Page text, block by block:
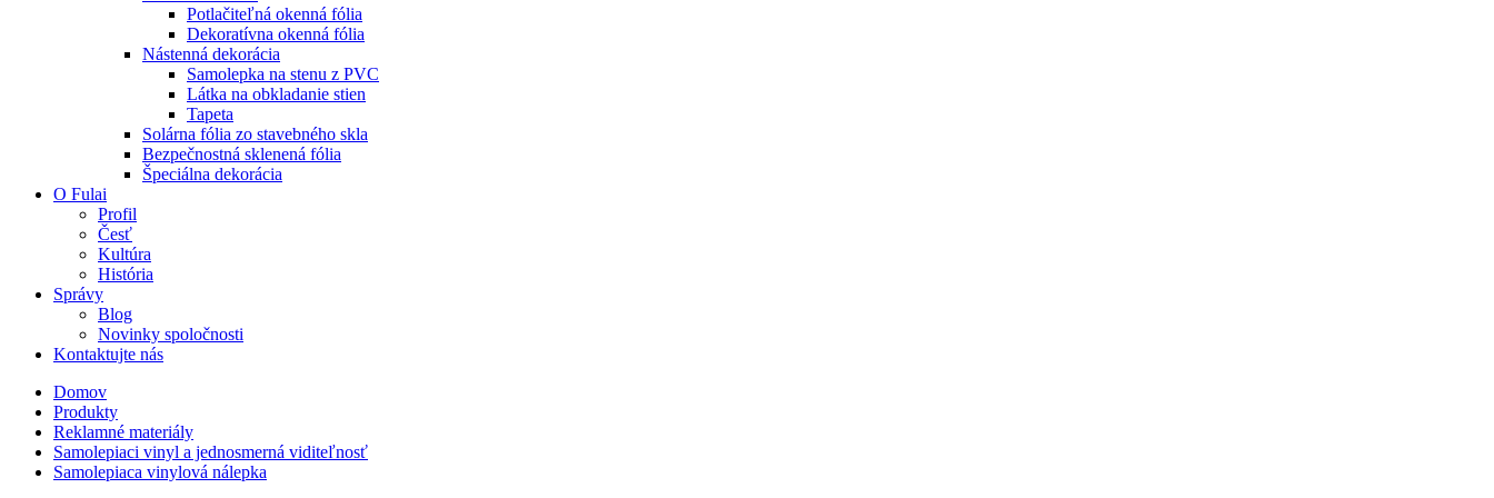
Potlačiteľná okenná fólia
Dekoratívna okenná fólia
Nástenná dekorácia
Samolepka na stenu z PVC
Látka na obkladanie stien
Tapeta
Solárna fólia zo stavebného skla
Bezpečnostná sklenená fólia
Špeciálna dekorácia
O Fulai
Profil
Česť
Kultúra
História
Správy
Blog
Novinky spoločnosti
Kontaktujte nás
Domov
Produkty
Reklamné materiály
Samolepiaci vinyl a jednosmerná viditeľnosť
Samolepiaca vinylová nálepka